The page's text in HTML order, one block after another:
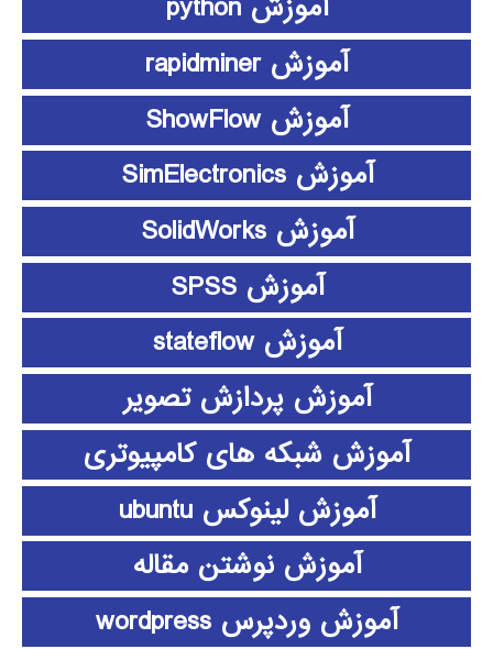
آموزش rapidminer
آموزش ShowFlow
آموزش SimElectronics
آموزش SolidWorks
آموزش SPSS
آموزش stateflow
آموزش پردازش تصویر
آموزش شبکه های کامپیوتری
آموزش لینوکس ubuntu
آموزش نوشتن مقاله
آموزش وردپرس wordpress